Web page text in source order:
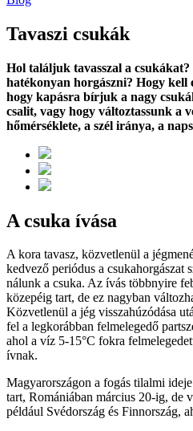
Tavaszi csukák
Hol találjuk tavasszal a
hatékonyan horgászni? Hogy kell
hogy kapásra bírjuk a nagy
csalit, vagy hogy változtassunk a
hőmérséklete, a szél iránya, a
A csuka ívása
A kora tavasz, közvetlenül a
kedvező periódus a csukahorgászat
nálunk a csuka. Az ívás többnyire
közepéig tart, de ez nagyban
Közvetlenül a jég visszahúzódása
fel a legkorábban felmelegedő
ahol a víz 5-15°C fokra
ívnak.
Magyarországon a fogás tilalmi
tart, Romániában március 20-ig, de
például Svédország és Finnország,